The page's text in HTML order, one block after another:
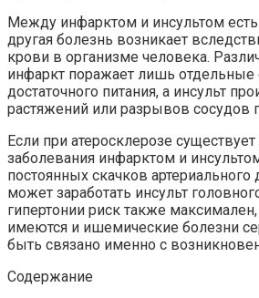
Между инфарктом и инсультом есть
другая болезнь возникает
крови в организме человека.
инфаркт поражает лишь отдельные
достаточного питания, а инсульт
растяжений или разрывов сосудов
Если при атеросклерозе существует
заболевания инфарктом и
постоянных скачков
может заработать инсульт
гипертонии риск также
имеются и ишемические болезни
быть связано именно с
Содержание